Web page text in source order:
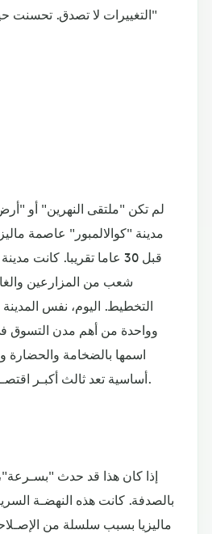
التغييرات لا تصدق. تحسنت حياتنا كثيرا بسبب التعليم"
لم تكن "ملتقى النهرين" أو
مدينة "كوالالمبور" عاصمة
قبل 30 عاما تقريبا. كانت
شعب من المزارعين
التخطيط. اليوم، نفس المدينة
وواحدة من أهم مدن التسوق
اسمها بالضخامة والحضارة
أساسية تعد ثالث أكبـر اقتصـاد في جنوب شرق آسيا.
إذا كان هذا قد حدث
بالصدفة. كانت هذه النهضـة
ماليزيا بسبب سلسلة من